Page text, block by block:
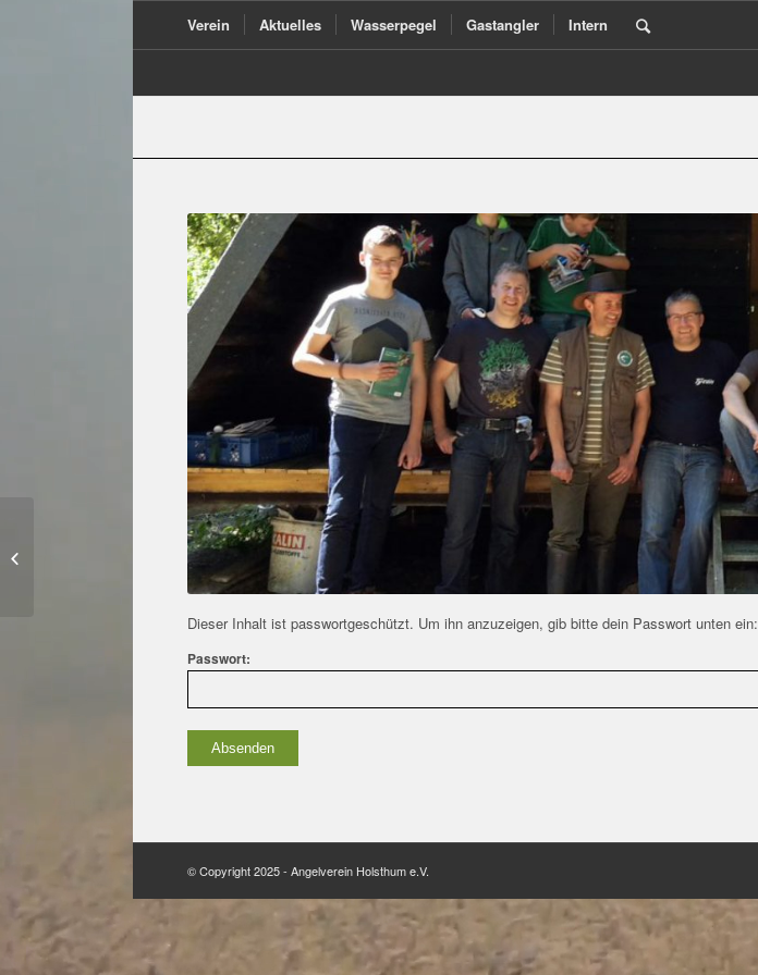
Verein Aktuelles Wasserpegel Gastangler Intern
Dieser Inhalt ist passwortgeschützt. Um ihn anzuzeigen, gib bitte dein Passwort unten ein:
Passwort:
© Copyright 2025 - Angelverein Holsthum e.V.